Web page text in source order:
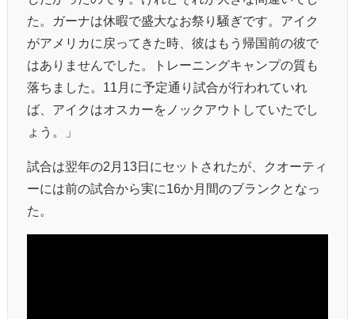
た。ガーナは休暇で盛大なお祭り騒ぎです。アイク
がアメリカに戻ってきた時、彼はもう帰国前の彼で
はありませんでした。トレーニングキャンプの質も
落ちました。11月に予定通り試合が行われていれ
ば、アイクはオスカーをノックアウトしていたでし
ょう。」
試合は翌年の2月13日にセットされたが、クオーティ
ーには前の試合から実に16か月間のブランクとなっ
た。